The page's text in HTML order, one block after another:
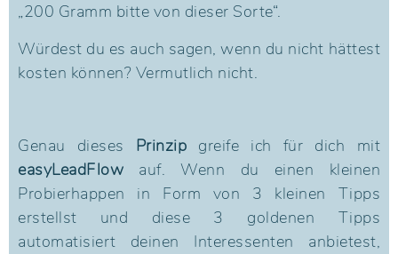
„200 Gramm bitte von dieser Sorte“.
Würdest du es auch sagen, wenn du nicht hättest
kosten können? Vermutlich nicht.
Genau dieses Prinzip greife ich für dich mit
easyLeadFlow auf. Wenn du einen kleinen
Probierhappen in Form von 3 kleinen Tipps
erstellst und diese 3 goldenen Tipps
automatisiert deinen Interessenten anbietest,